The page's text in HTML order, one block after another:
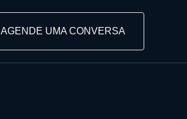
AGENDE UMA CONVERSA